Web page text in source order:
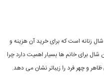
شال زنانه است که برای خرید آن هزینه و
برای خانم ها بسیار اهمیت دارد چرا
و چهر فرد را زیباتر نشان می دهد.